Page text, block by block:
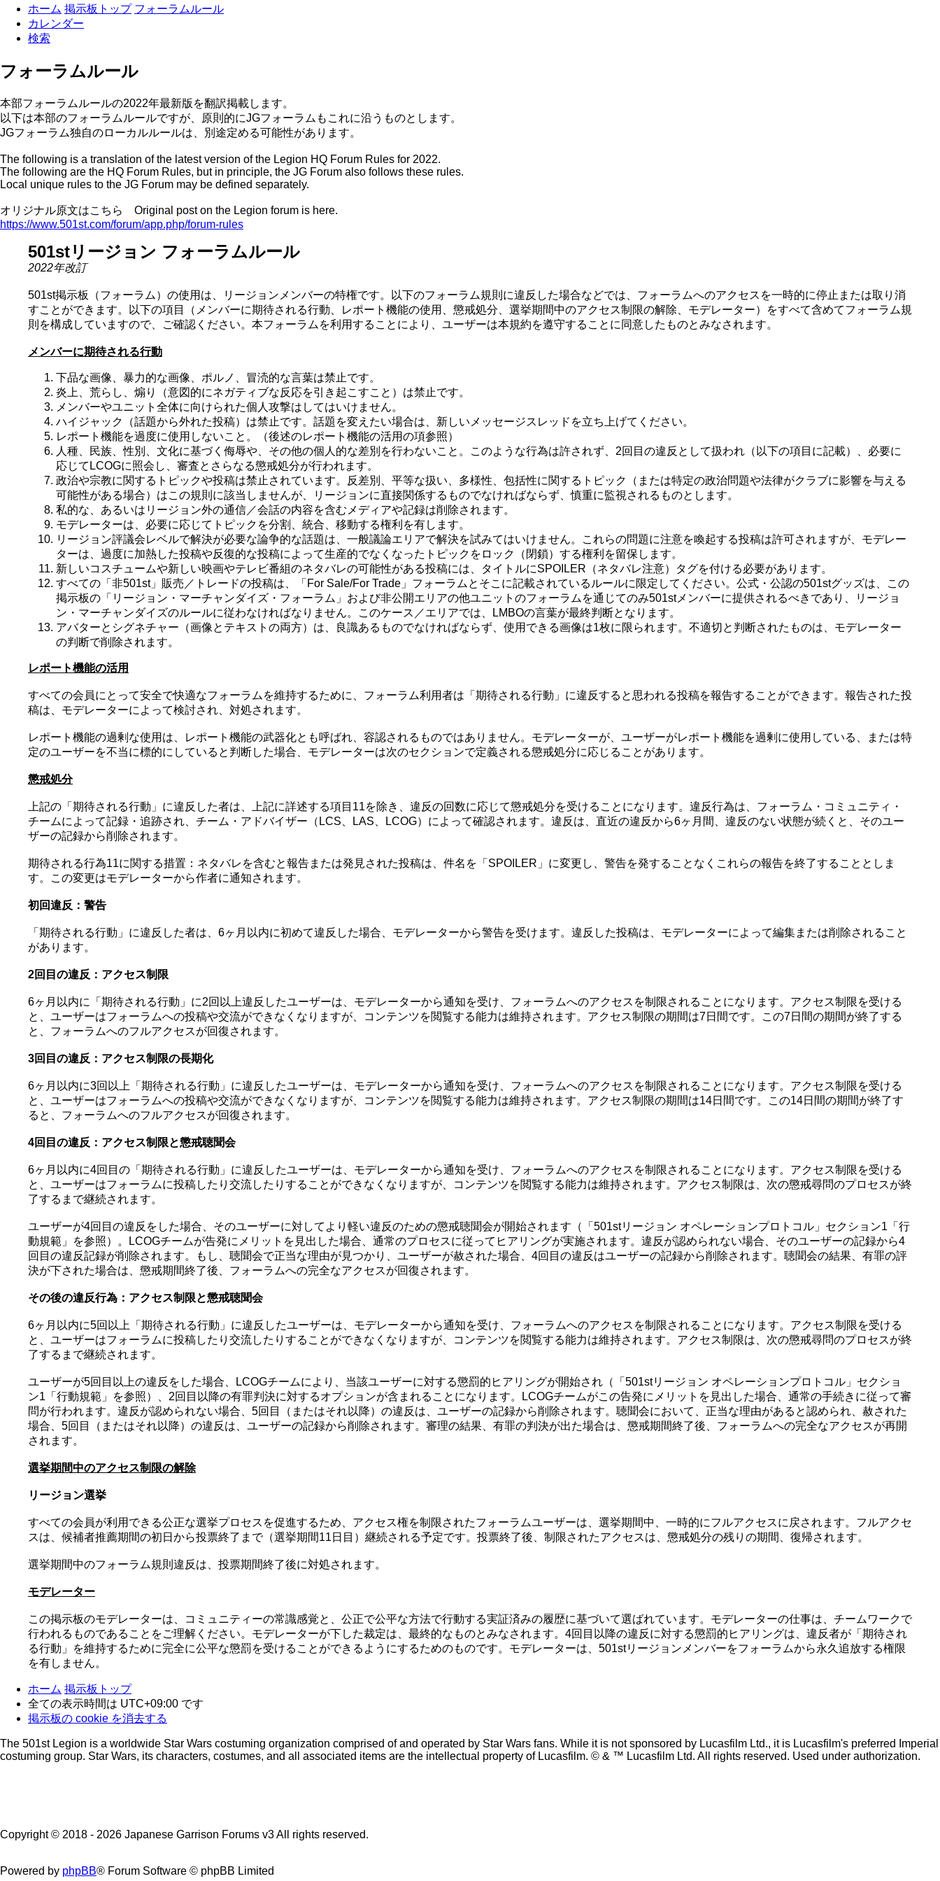
ホーム 掲示板トップ フォーラムルール
カレンダー
検索
フォーラムルール
本部フォーラムルールの2022年最新版を翻訳掲載します。
以下は本部のフォーラムルールですが、原則的にJGフォーラムもこれに沿うものとします。
JGフォーラム独自のローカルルールは、別途定める可能性があります。
The following is a translation of the latest version of the Legion HQ Forum Rules for 2022.
The following are the HQ Forum Rules, but in principle, the JG Forum also follows these rules.
Local unique rules to the JG Forum may be defined separately.
オリジナル原文はこちら Original post on the Legion forum is here.
https://www.501st.com/forum/app.php/forum-rules
501stリージョン フォーラムルール
2022年改訂
501st掲示板（フォーラム）の使用は、リージョンメンバーの特権です。以下のフォーラム規則に違反した場合などでは、フォーラムへのアクセスを一時的に停止または取り消
すことができます。以下の項目（メンバーに期待される行動、レポート機能の使用、懲戒処分、選挙期間中のアクセス制限の解除、モデレーター）をすべて含めてフォーラム規
則を構成していますので、ご確認ください。本フォーラムを利用することにより、ユーザーは本規約を遵守することに同意したものとみなされます。
メンバーに期待される行動
下品な画像、暴力的な画像、ポルノ、冒涜的な言葉は禁止です。
炎上、荒らし、煽り（意図的にネガティブな反応を引き起こすこと）は禁止です。
メンバーやユニット全体に向けられた個人攻撃はしてはいけません。
ハイジャック（話題から外れた投稿）は禁止です。話題を変えたい場合は、新しいメッセージスレッドを立ち上げてください。
レポート機能を過度に使用しないこと。（後述のレポート機能の活用の項参照）
人種、民族、性別、文化に基づく侮辱や、その他の個人的な差別を行わないこと。このような行為は許されず、2回目の違反として扱われ（以下の項目に記載）、必要に
応じてLCOGに照会し、審査とさらなる懲戒処分が行われます。
政治や宗教に関するトピックや投稿は禁止されています。反差別、平等な扱い、多様性、包括性に関するトピック（または特定の政治問題や法律がクラブに影響を与える
可能性がある場合）はこの規則に該当しませんが、リージョンに直接関係するものでなければならず、慎重に監視されるものとします。
私的な、あるいはリージョン外の通信／会話の内容を含むメディアや記録は削除されます。
モデレーターは、必要に応じてトピックを分割、統合、移動する権利を有します。
リージョン評議会レベルで解決が必要な論争的な話題は、一般議論エリアで解決を試みてはいけません。これらの問題に注意を喚起する投稿は許可されますが、モデレー
ターは、過度に加熱した投稿や反復的な投稿によって生産的でなくなったトピックをロック（閉鎖）する権利を留保します。
新しいコスチュームや新しい映画やテレビ番組のネタバレの可能性がある投稿には、タイトルにSPOILER（ネタバレ注意）タグを付ける必要があります。
すべての「非501st」販売／トレードの投稿は、「For Sale/For Trade」フォーラムとそこに記載されているルールに限定してください。公式・公認の501stグッズは、この
掲示板の「リージョン・マーチャンダイズ・フォーラム」および非公開エリアの他ユニットのフォーラムを通じてのみ501stメンバーに提供されるべきであり、リージョ
ン・マーチャンダイズのルールに従わなければなりません。このケース／エリアでは、LMBOの言葉が最終判断となります。
アバターとシグネチャー（画像とテキストの両方）は、良識あるものでなければならず、使用できる画像は1枚に限られます。不適切と判断されたものは、モデレーター
の判断で削除されます。
レポート機能の活用
すべての会員にとって安全で快適なフォーラムを維持するために、フォーラム利用者は「期待される行動」に違反すると思われる投稿を報告することができます。報告された投
稿は、モデレーターによって検討され、対処されます。
レポート機能の過剰な使用は、レポート機能の武器化とも呼ばれ、容認されるものではありません。モデレーターが、ユーザーがレポート機能を過剰に使用している、または特
定のユーザーを不当に標的にしていると判断した場合、モデレーターは次のセクションで定義される懲戒処分に応じることがあります。
懲戒処分
上記の「期待される行動」に違反した者は、上記に詳述する項目11を除き、違反の回数に応じて懲戒処分を受けることになります。違反行為は、フォーラム・コミュニティ・
チームによって記録・追跡され、チーム・アドバイザー（LCS、LAS、LCOG）によって確認されます。違反は、直近の違反から6ヶ月間、違反のない状態が続くと、そのユー
ザーの記録から削除されます。
期待される行為11に関する措置：ネタバレを含むと報告または発見された投稿は、件名を「SPOILER」に変更し、警告を発することなくこれらの報告を終了することとしま
す。この変更はモデレーターから作者に通知されます。
初回違反：警告
「期待される行動」に違反した者は、6ヶ月以内に初めて違反した場合、モデレーターから警告を受けます。違反した投稿は、モデレーターによって編集または削除されること
があります。
2回目の違反：アクセス制限
6ヶ月以内に「期待される行動」に2回以上違反したユーザーは、モデレーターから通知を受け、フォーラムへのアクセスを制限されることになります。アクセス制限を受ける
と、ユーザーはフォーラムへの投稿や交流ができなくなりますが、コンテンツを閲覧する能力は維持されます。アクセス制限の期間は7日間です。この7日間の期間が終了する
と、フォーラムへのフルアクセスが回復されます。
3回目の違反：アクセス制限の長期化
6ヶ月以内に3回以上「期待される行動」に違反したユーザーは、モデレーターから通知を受け、フォーラムへのアクセスを制限されることになります。アクセス制限を受ける
と、ユーザーはフォーラムへの投稿や交流ができなくなりますが、コンテンツを閲覧する能力は維持されます。アクセス制限の期間は14日間です。この14日間の期間が終了す
ると、フォーラムへのフルアクセスが回復されます。
4回目の違反：アクセス制限と懲戒聴聞会
6ヶ月以内に4回目の「期待される行動」に違反したユーザーは、モデレーターから通知を受け、フォーラムへのアクセスを制限されることになります。アクセス制限を受ける
と、ユーザーはフォーラムに投稿したり交流したりすることができなくなりますが、コンテンツを閲覧する能力は維持されます。アクセス制限は、次の懲戒尋問のプロセスが終
了するまで継続されます。
ユーザーが4回目の違反をした場合、そのユーザーに対してより軽い違反のための懲戒聴聞会が開始されます（「501stリージョン オペレーションプロトコル」セクション1「行
動規範」を参照）。LCOGチームが告発にメリットを見出した場合、通常のプロセスに従ってヒアリングが実施されます。違反が認められない場合、そのユーザーの記録から4
回目の違反記録が削除されます。もし、聴聞会で正当な理由が見つかり、ユーザーが赦された場合、4回目の違反はユーザーの記録から削除されます。聴聞会の結果、有罪の評
決が下された場合は、懲戒期間終了後、フォーラムへの完全なアクセスが回復されます。
その後の違反行為：アクセス制限と懲戒聴聞会
6ヶ月以内に5回以上「期待される行動」に違反したユーザーは、モデレーターから通知を受け、フォーラムへのアクセスを制限されることになります。アクセス制限を受ける
と、ユーザーはフォーラムに投稿したり交流したりすることができなくなりますが、コンテンツを閲覧する能力は維持されます。アクセス制限は、次の懲戒尋問のプロセスが終
了するまで継続されます。
ユーザーが5回目以上の違反をした場合、LCOGチームにより、当該ユーザーに対する懲罰的ヒアリングが開始され（「501stリージョン オペレーションプロトコル」セクショ
ン1「行動規範」を参照）、2回目以降の有罪判決に対するオプションが含まれることになります。LCOGチームがこの告発にメリットを見出した場合、通常の手続きに従って審
問が行われます。違反が認められない場合、5回目（またはそれ以降）の違反は、ユーザーの記録から削除されます。聴聞会において、正当な理由があると認められ、赦された
場合、5回目（またはそれ以降）の違反は、ユーザーの記録から削除されます。審理の結果、有罪の判決が出た場合は、懲戒期間終了後、フォーラムへの完全なアクセスが再開
されます。
選挙期間中のアクセス制限の解除
リージョン選挙
すべての会員が利用できる公正な選挙プロセスを促進するため、アクセス権を制限されたフォーラムユーザーは、選挙期間中、一時的にフルアクセスに戻されます。フルアクセ
スは、候補者推薦期間の初日から投票終了まで（選挙期間11日目）継続される予定です。投票終了後、制限されたアクセスは、懲戒処分の残りの期間、復帰されます。
選挙期間中のフォーラム規則違反は、投票期間終了後に対処されます。
モデレーター
この掲示板のモデレーターは、コミュニティーの常識感覚と、公正で公平な方法で行動する実証済みの履歴に基づいて選ばれています。モデレーターの仕事は、チームワークで
行われるものであることをご理解ください。モデレーターが下した裁定は、最終的なものとみなされます。4回目以降の違反に対する懲罰的ヒアリングは、違反者が「期待され
る行動」を維持するために完全に公平な懲罰を受けることができるようにするためのものです。モデレーターは、501stリージョンメンバーをフォーラムから永久追放する権限
を有しません。
ホーム 掲示板トップ
全ての表示時間は UTC+09:00 です
掲示板の cookie を消去する
The 501st Legion is a worldwide Star Wars costuming organization comprised of and operated by Star Wars fans. While it is not sponsored by Lucasfilm Ltd., it is Lucasfilm's preferred Imperial
costuming group. Star Wars, its characters, costumes, and all associated items are the intellectual property of Lucasfilm. © & ™ Lucasfilm Ltd. All rights reserved. Used under authorization.
Copyright © 2018 - 2026 Japanese Garrison Forums v3 All rights reserved.
Powered by phpBB® Forum Software © phpBB Limited